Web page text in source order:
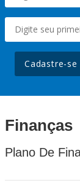
Cadastre-se
Finanças
Plano De